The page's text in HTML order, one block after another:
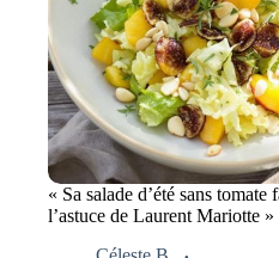
« Sa salade d’été sans tomate
l’astuce de Laurent Mariotte »